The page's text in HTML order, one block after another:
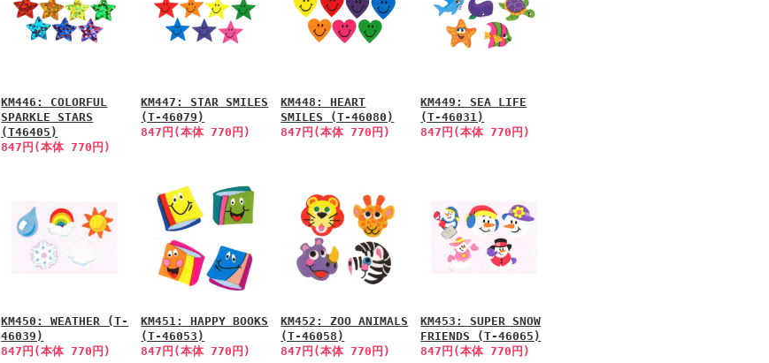
KM446: COLORFUL
SPARKLE STARS
(T46405)
847円(本体 770円)
KM447: STAR SMILES
(T-46079)
847円(本体 770円)
KM448: HEART
SMILES (T-46080)
847円(本体 770円)
KM449: SEA LIFE
(T-46031)
847円(本体 770円)
KM450: WEATHER (T-
46039)
847円(本体 770円)
KM451: HAPPY BOOKS
(T-46053)
847円(本体 770円)
KM452: ZOO ANIMALS
(T-46058)
847円(本体 770円)
KM453: SUPER SNOW
FRIENDS (T-46065)
847円(本体 770円)